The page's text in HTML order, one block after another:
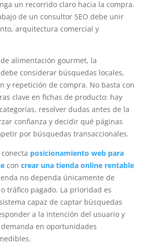
un recorrido claro hacia la compra.
de un consultor SEO debe unir
arquitectura comercial y
alimentación gourmet, la
considerar búsquedas locales,
y repetición de compra. No basta con
clave en fichas de producto: hay
resolver dudas antes de la
confianza y decidir qué páginas
por búsquedas transaccionales.
posicionamiento web para
con crear una tienda online rentable
no dependa únicamente de
tráfico pagado. La prioridad es
capaz de captar búsquedas
a la intención del usuario y
en oportunidades